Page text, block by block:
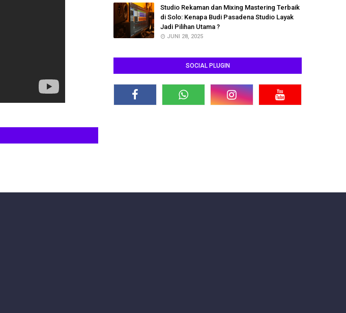
Studio Rekaman dan Mixing Mastering Terbaik
di Solo: Kenapa Budi Pasadena Studio Layak
Jadi Pilihan Utama ?
JUNI 28, 2025
SOCIAL PLUGIN